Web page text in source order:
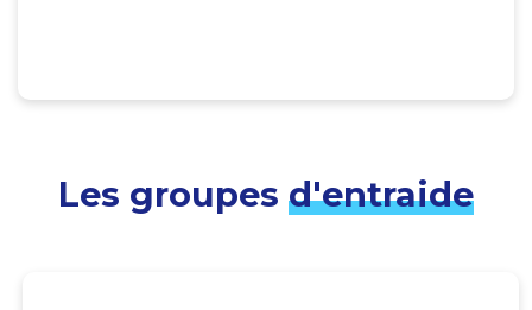
Les groupes d'entraide